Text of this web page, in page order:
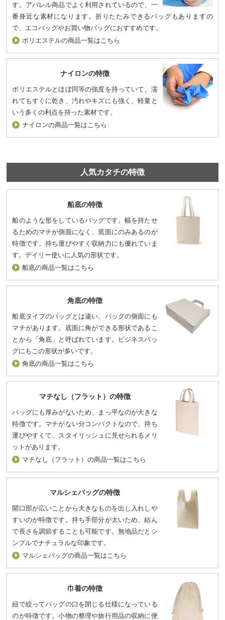
す。アパレル商品でよく利用されているので、一
番身近な素材になります。折りたたみできるバッグもありますの
で、エコバッグやお買い物バッグにおすすめです。
ポリエステルの商品一覧はこちら
ナイロンの特徴
ポリエステルとほぼ同等の強度を持っていて、濡
れてもすぐに乾き、汚れやキズにも強く、軽量と
いう多くの利点を持った素材です。
ナイロンの商品一覧はこちら
人気カタチの特徴
船底の特徴
船のような形をしているバッグです。幅を持たせ
るためのマチが側面になく、底面にのみあるのが
特徴です。持ち運びやすく収納力にも優れていま
す。デイリー使いに人気の形状です。
船底の商品一覧はこちら
角底の特徴
船底タイプのバッグとは違い、バッグの側面にも
マチがあります。底面に角ができる形状であるこ
とから「角底」と呼ばれています。ビジネスバッ
グにもこの形状が多いです。
角底の商品一覧はこちら
マチなし（フラット）の特徴
バッグにも厚みがないため、まっ平なのが大きな
特徴です。マチがない分コンパクトなので、持ち
運びやすくて、スタイリッシュに見せられるメリ
ットがあります。
マチなし（フラット）の商品一覧はこちら
マルシェバッグの特徴
開口部が広いことから大きなものを出し入れしや
すいのが特徴です。持ち手部分が太いため、結ん
で長さを調節することも可能です。無地品だとシ
ンプルでナチュラルな印象です。
マルシェバッグの商品一覧はこちら
巾着の特徴
紐で絞ってバッグの口を閉じる仕様になっている
のが特徴です。小物の整理や旅行用品の収納に便